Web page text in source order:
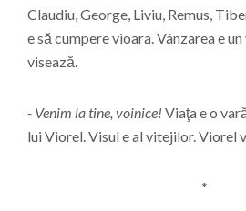
Claudiu, George, Liviu, Remus,
e să cumpere vioara. Vânzarea e
visează.
- Venim la tine, voinice! Viaţa e o
lui Viorel. Visul e al vitejilor. Viorel
*